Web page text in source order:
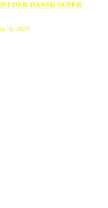
DER DANSK SUPER
10, 2025